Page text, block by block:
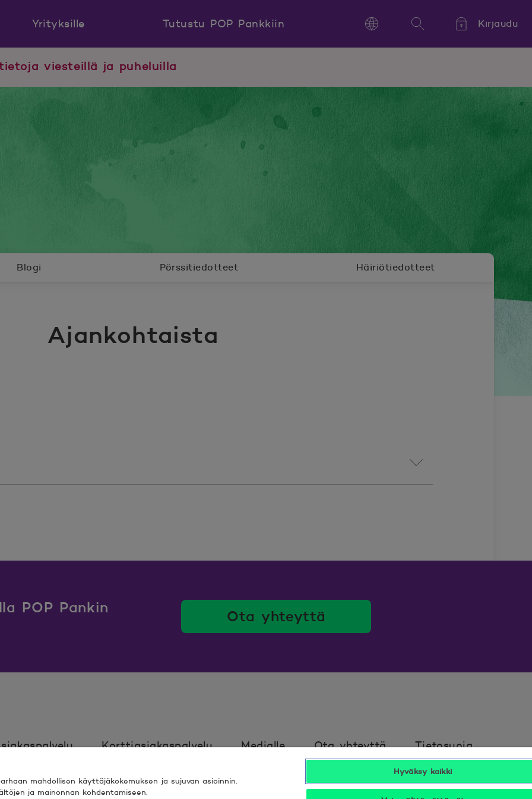
Yrityksille
Tutustu POP Pankkiin
Kieli,
Language Hae
Kirjaudu
viesteillä ja puheluilla
Ajankohtaista
Blogi Pörssitiedotteet Häiriötiedotteet
POP Pankin
Ota yhteyttä
Korttiasiakaspalvelu Medialle Ota yhteyttä Tietosuoja
Ehdot Turvallinen asiointi Saavutettavuus Hyödyllistä tietää
mahdollisen käyttäjäkokemuksen ja sujuvan asioinnin.
ja mainonnan kohdentamiseen.
Hyväksy kaikki